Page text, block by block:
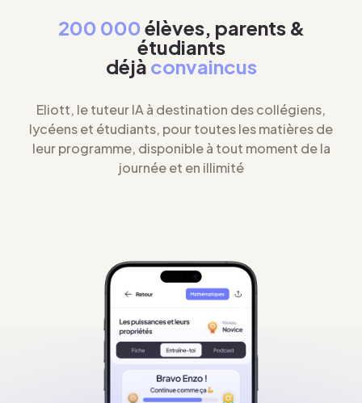
200 000élèves, parents &
étudiants
déjà convaincus
Eliott, le tuteur IA à destination des collégiens,
lycéens et étudiants, pour toutes les matières de
leur programme, disponible à tout moment de la
journée et en illimité